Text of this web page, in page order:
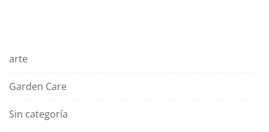
arte
Garden Care
Sin categoría